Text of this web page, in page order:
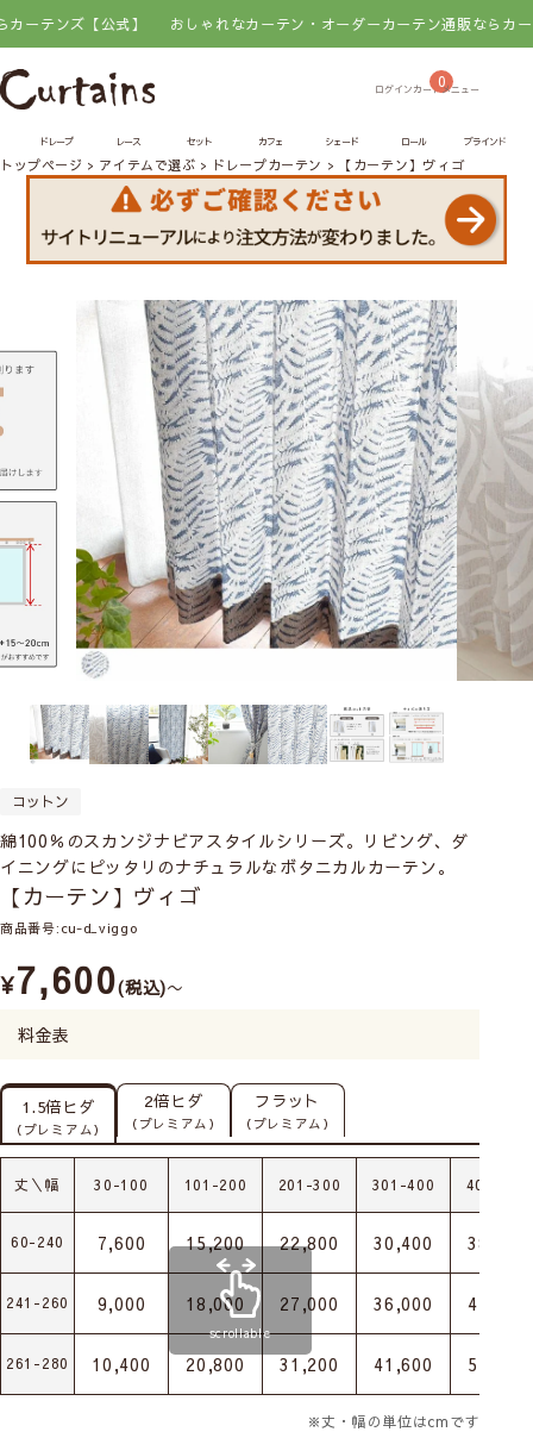
ズ【公式】 おしゃれなカーテン・オーダーカーテン通販ならカーテンズ
0
ドレープ レース セット カフェ シェード ロール ブラインド
トップページ アイテムで選ぶ ドレープカーテン 【カーテン】ヴィゴ
コットン
綿100％のスカンジナビアスタイルシリーズ。リビング、ダ
イニングにピッタリのナチュラルなボタニカルカーテン。
【カーテン】ヴィゴ
商品番号 cu-d_viggo
¥7,600 税込 〜
料金表
1.5倍ヒダ
（プレミアム）
2倍ヒダ
（プレミアム）
フラット
（プレミアム）
丈＼幅 30-100 101-200 201-300 301-400 401-500
60-240 7,600 15,200 22,800 30,400 38,000
241-260 9,000 18,000 27,000 36,000 45,000
261-280 10,400 20,800 31,200 41,600 52,000
scrollable
※丈・幅の単位はcmです